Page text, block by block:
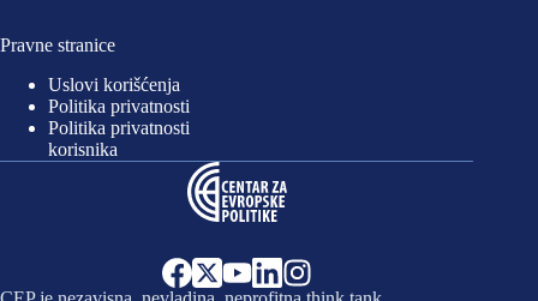
Pravne stranice
Uslovi korišćenja
Politika privatnosti
Politika privatnosti
korisnika